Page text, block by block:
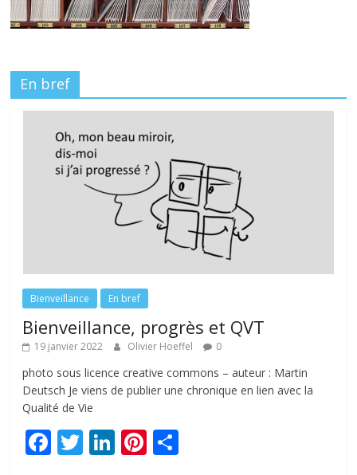
En bref
Bienveillance En bref
Bienveillance, progrès et QVT
19 janvier 2022 Olivier Hoeffel 0
photo sous licence creative commons – auteur : Martin
Deutsch Je viens de publier une chronique en lien avec la
Qualité de Vie
F T Li Pi